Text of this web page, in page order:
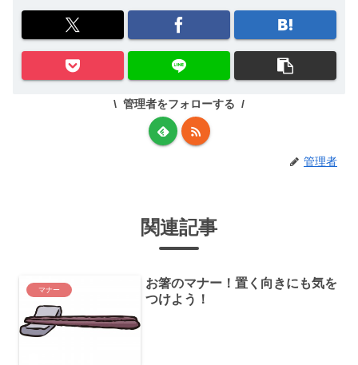
管理者をフォローする
管理者
関連記事
マナー
お箸のマナー！置く向きにも気を
つけよう！